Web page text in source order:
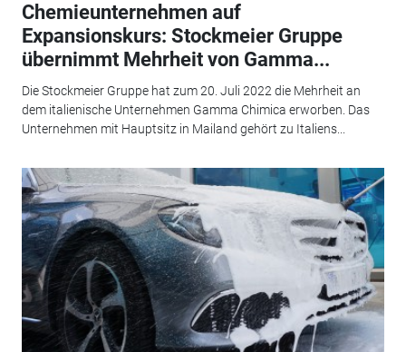
Chemieunternehmen auf
Expansionskurs: Stockmeier Gruppe
übernimmt Mehrheit von Gamma...
Die Stockmeier Gruppe hat zum 20. Juli 2022 die Mehrheit an
dem italienische Unternehmen Gamma Chimica erworben. Das
Unternehmen mit Hauptsitz in Mailand gehört zu Italiens...